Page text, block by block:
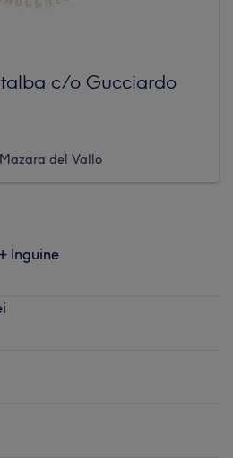
c/o Gucciardo
del Vallo
Inguine